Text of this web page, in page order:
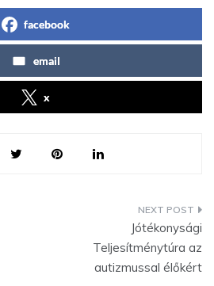
facebook
email
x
Jótékonysági
Teljesítménytúra az
autizmussal élőkért